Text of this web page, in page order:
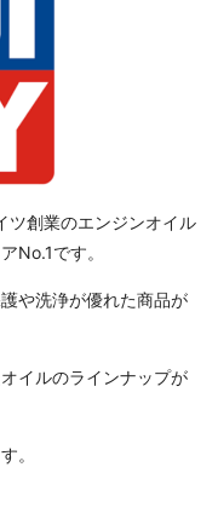
ツ創業のエンジンオイル
アNo.1です。
や洗浄が優れた商品が
イルのラインナップが
。